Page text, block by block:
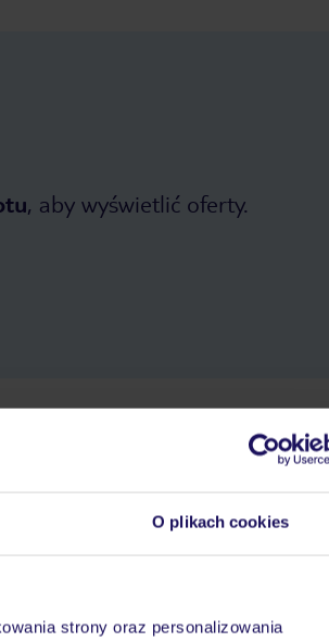
O plikach cookies
strony oraz personalizowania
, aby wyświetlić oferty.